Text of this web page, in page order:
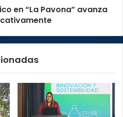
en “La Pavona” avanza